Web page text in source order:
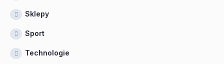
Sklepy
Sport
Technologie